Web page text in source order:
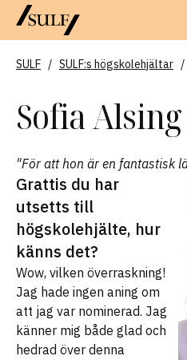
SULF / SULF:s högskolehjältar /
Sofia Alsing
"För att hon är en fantastisk
Grattis du har
utsetts till
högskolehjälte, hur
känns det?
Wow, vilken överraskning!
Jag hade ingen aning om
att jag var nominerad. Jag
känner mig både glad och
hedrad över denna